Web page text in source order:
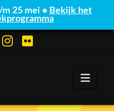
25 mei • Bekijk het